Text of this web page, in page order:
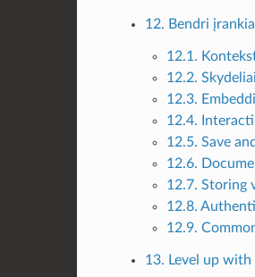
12. Bendri
12.1.
12.2. Skydeliai
12.3.
12.4.
12.5. Save
12.6.
12.7. Storing
12.8.
12.9.
13. Level up with